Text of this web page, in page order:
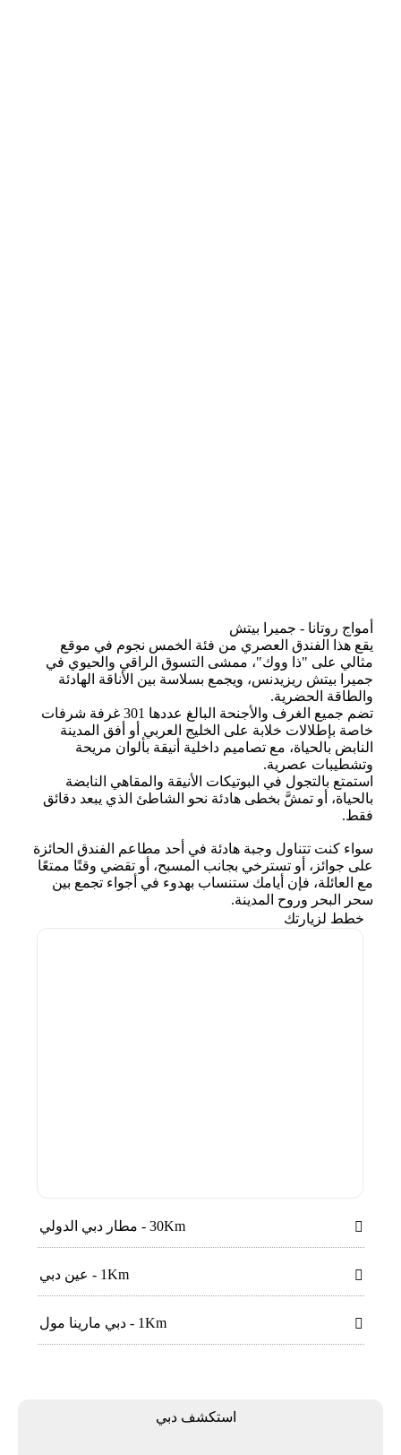
أمواج روتانا - جميرا بيتش
يقع هذا الفندق العصري من فئة الخمس نجوم في موقع
مثالي على "ذا ووك"، ممشى التسوق الراقي والحيوي في
جميرا بيتش ريزيدنس، ويجمع بسلاسة بين الأناقة الهادئة
والطاقة الحضرية.
تضم جميع الغرف والأجنحة البالغ عددها 301 غرفة شرفات
خاصة بإطلالات خلابة على الخليج العربي أو أفق المدينة
النابض بالحياة، مع تصاميم داخلية أنيقة بألوان مريحة
وتشطيبات عصرية.
استمتع بالتجول في البوتيكات الأنيقة والمقاهي النابضة
بالحياة، أو تمشَّ بخطى هادئة نحو الشاطئ الذي يبعد دقائق
فقط.
سواء كنت تتناول وجبة هادئة في أحد مطاعم الفندق الحائزة
على جوائز، أو تسترخي بجانب المسبح، أو تقضي وقتًا ممتعًا
مع العائلة، فإن أيامك ستنساب بهدوء في أجواء تجمع بين
سحر البحر وروح المدينة.
خطط لزيارتك
 30Km - مطار دبي الدولي
 1Km - عين دبي
 1Km - دبي مارينا مول
اﺳﺘﻜﺸﻒ دﺑﻲ